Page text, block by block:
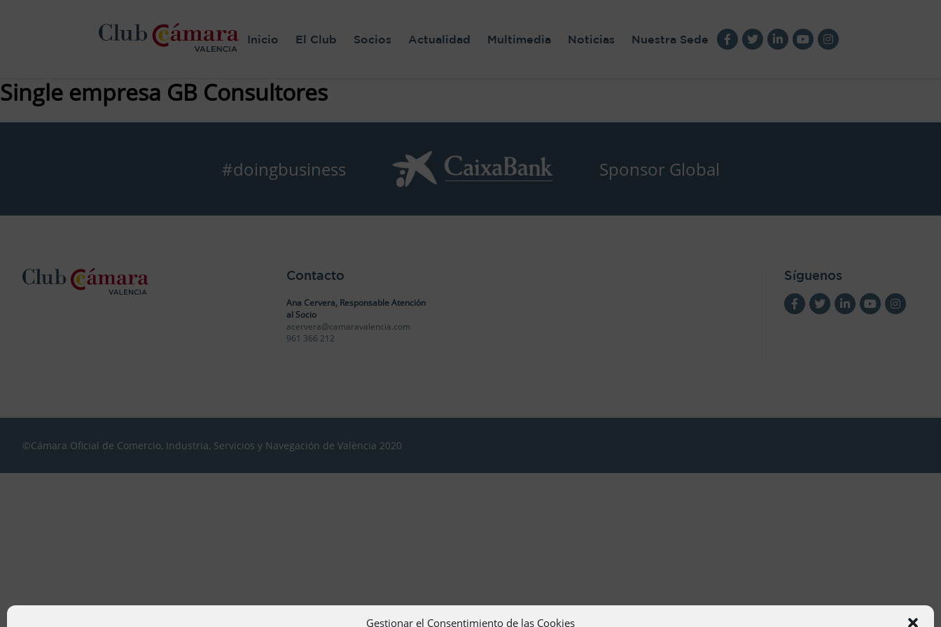
Gestionar el Consentimiento de las Cookies
Inicio El Club Socios Actualidad Multimedia Noticias Nuestra Sede
Single empresa GB Consultores
#doingbusiness Sponsor Global
Contacto
Ana Cervera, Responsable Atención
al Socio
acervera@camaravalencia.com
961 366 212
Síguenos
©Cámara Oficial de Comercio, Industria, Servicios y Navegación de València 2020